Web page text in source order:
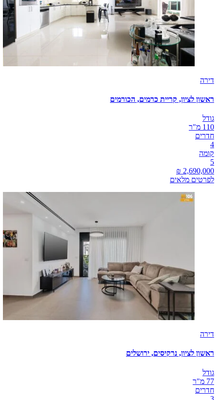
דירה
ראשון לציון, קריית כרמים, הכורמים
גודל
110 מ"ר
חדרים
4
קומה
5
לפרטים מלאים
דירה
ראשון לציון, נרקיסים, ירושלים
גודל
77 מ"ר
חדרים